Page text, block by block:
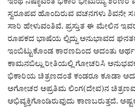
ಇಂಥ ನಿಷ್ಠಾವಂತ ಭಿಕಾರಿ ಭೀಮಯ್ಯ ಶರಣರ
ಸ್ವರೂಪವ ಹೊಂದಿರುವ ವಚನಗಳು ಶಿವನೇ
ಸಾರಿ ಹೇಳುವಂತಿವೆ. ಪ್ರಸ್ತುತ ಈ ಮೇಲಿನ
ರೂಪಕದ ಭಾಷೆಯ ಲ್ಲಿದ್ದು ಅನುಭಾವದ
ಇಂಬಿಟ್ಟುಕೊಂಡ ಕಾರಣದಿಂದ ಅದಂತು ಅರ್ಥ
ಕಾಮನಬಿಲ್ಲು ರೀತಿಯಲ್ಲಿ ಗೋಚರಿಸಿ ಅನುಭವಕ್ಕೆ
ಭಿಕಾರಿಯ ಚಿತ್ರಣದಂತೆ ಕಂಡರೂ ಕೂಡಾ
ಅಗೋಚರ ಅಪ್ರತಿಮ ಲಿಂಗ(ದೇವ)ನ
ಅಭಿವ್ಯಕ್ತಿಗೊಂಡಿರುವುದು ಕಾಣಬರುತ್ತದೆ.